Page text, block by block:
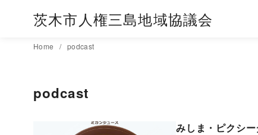
茨木市人権三島地域協議会
Home podcast
podcast
みしま・ピクシ